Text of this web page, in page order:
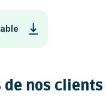
de nos clients